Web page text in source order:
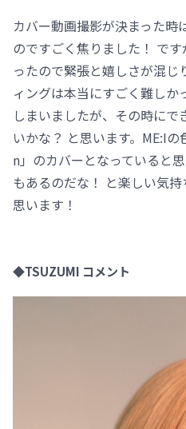
カバー動画撮影が決まった時
のですごく焦りました！ で
ったので緊張と嬉しさが混
ィングは本当にすごく難しか
しまいましたが、その時に
いかな？ と思います。ME:I
n」のカバーとなっていると
もあるのだな！ と楽しい気
思います！
◆TSUZUMI コメント